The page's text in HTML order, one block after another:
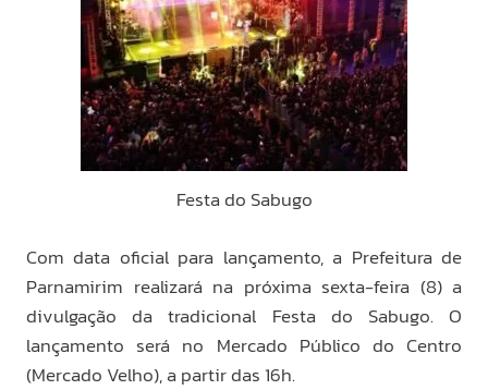
Festa do Sabugo
Com data oficial para lançamento, a Prefeitura de
Parnamirim realizará na próxima sexta-feira (8) a
divulgação da tradicional Festa do Sabugo. O
lançamento será no Mercado Público do Centro
(Mercado Velho), a partir das 16h.